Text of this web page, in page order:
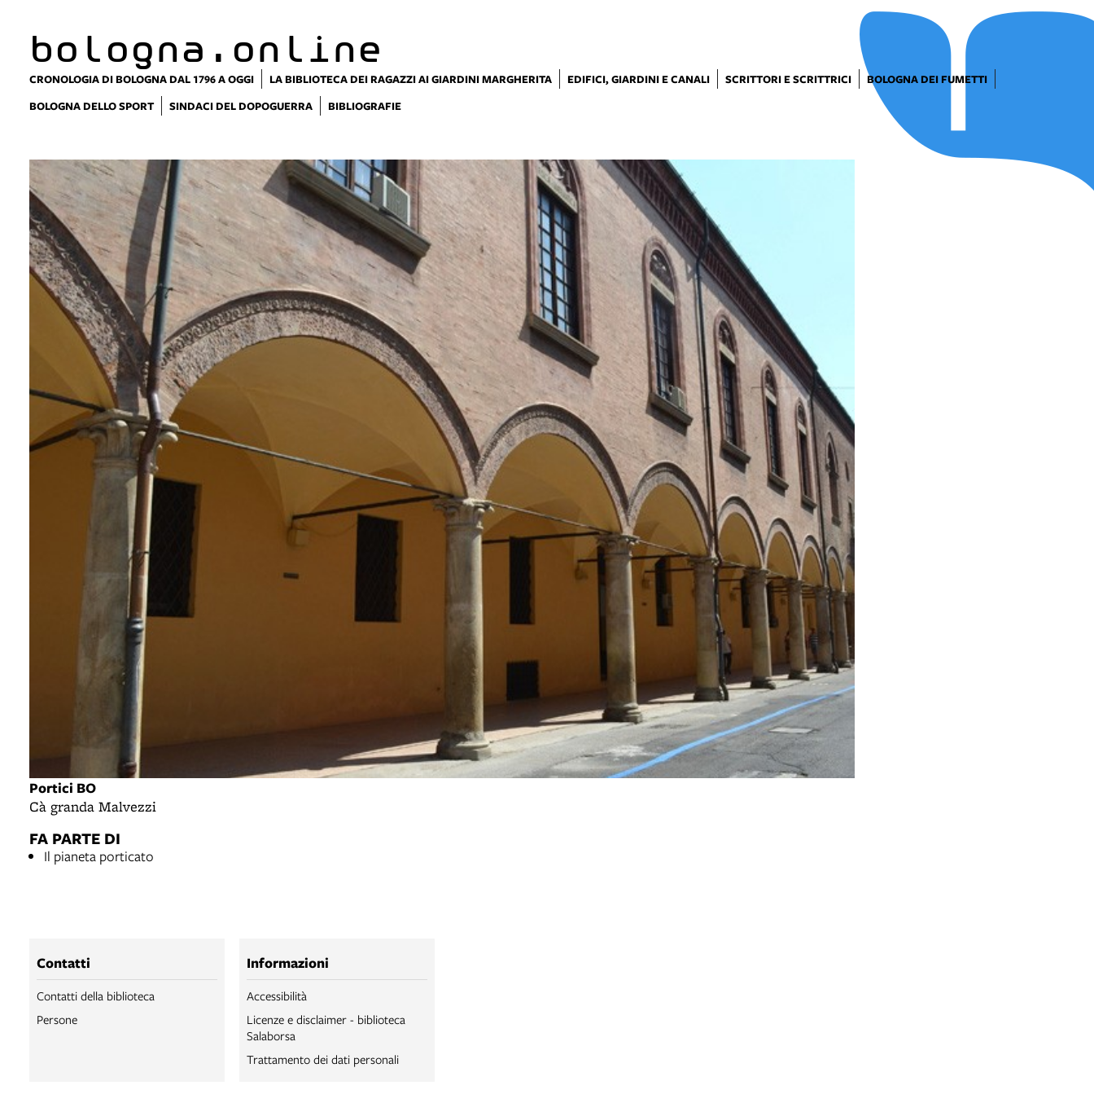
bologna.online
CRONOLOGIA DI BOLOGNA DAL 1796 A OGGI LA BIBLIOTECA DEI RAGAZZI AI GIARDINI MARGHERITA EDIFICI, GIARDINI E CANALI SCRITTORI E SCRITTRICI
BOLOGNA DEI FUMETTI
BOLOGNA DELLO SPORT
SINDACI DEL DOPOGUERRA BIBLIOGRAFIE
Portici BO
Cà granda Malvezzi
FA PARTE DI
Il pianeta porticato
Contatti
Contatti della biblioteca
Persone
Informazioni
Accessibilità
Licenze e disclaimer - biblioteca
Salaborsa
Trattamento dei dati personali